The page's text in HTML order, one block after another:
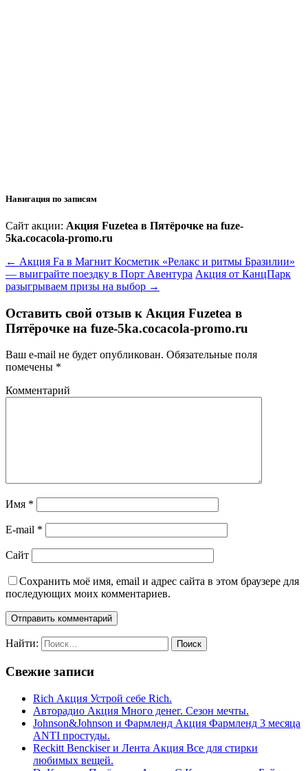
Навигация по записям
Сайт акции: Акция Fuzetea в Пятёрочке на fuze-
5ka.cocacola-promo.ru
← Акция Fa в Магнит Косметик «Релакс и ритмы Бразилии»
— выиграйте поездку в Порт Авентура Акция от КанцПарк
разыгрываем призы на выбор →
Оставить свой отзыв к Акция Fuzetea в
Пятёрочке на fuze-5ka.cocacola-promo.ru
Ваш e-mail не будет опубликован. Обязательные поля
помечены *
Комментарий
Имя *
E-mail *
Сайт
Сохранить моё имя, email и адрес сайта в этом браузере для
последующих моих комментариев.
Найти:
Свежие записи
Rich Акция Устрой себе Rich.
Авторадио Акция Много денег. Сезон мечты.
Johnson&Johnson и Фармленд Акция Фармленд 3 месяца
ANTI простуды.
Reckitt Benckiser и Лента Акция Все для стирки
любимых вещей.